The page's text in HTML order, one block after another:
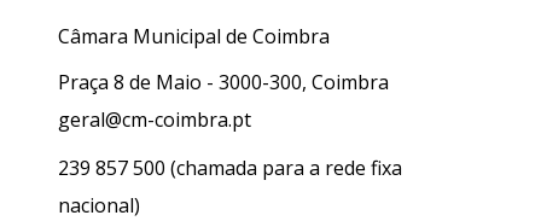
Câmara Municipal de Coimbra
Praça 8 de Maio - 3000-300, Coimbra
geral@cm-coimbra.pt
239 857 500 (chamada para a rede fixa
nacional)